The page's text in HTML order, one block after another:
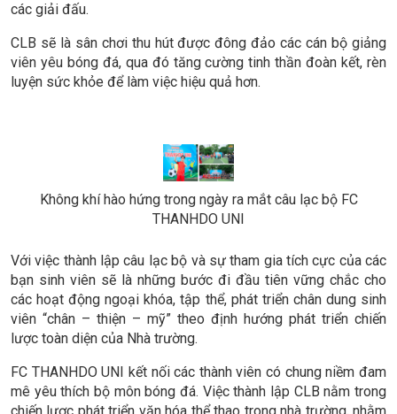
các giải đấu.
CLB sẽ là sân chơi thu hút được đông đảo các cán bộ giảng
viên yêu bóng đá, qua đó tăng cường tinh thần đoàn kết, rèn
luyện sức khỏe để làm việc hiệu quả hơn.
Không khí hào hứng trong ngày ra mắt câu lạc bộ FC
THANHDO UNI
Với việc thành lập câu lạc bộ và sự tham gia tích cực của các
bạn sinh viên sẽ là những bước đi đầu tiên vững chắc cho
các hoạt động ngoại khóa, tập thể, phát triển chân dung sinh
viên “chân – thiện – mỹ” theo định hướng phát triển chiến
lược toàn diện của Nhà trường.
FC THANHDO UNI kết nối các thành viên có chung niềm đam
mê yêu thích bộ môn bóng đá. Việc thành lập CLB nằm trong